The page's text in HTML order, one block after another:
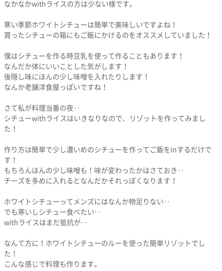
なかなかwithライスの方は少ない様です。
寒い季節ホワイトシチューは簡単で美味しいですよね！
買ったシチューの箱にもご飯にかけるのをオススメしていました！
僕はシチューを作る時豆乳を使って作ることもあります！
なんだか体にいいことした気がします！
後隠し味にほんの少し味噌を入れたりします！
なんか老舗洋食屋っぽいですね！
さて私が料理当番の夜‥
シチューwithライスはいきなりなので、リゾットを作ってみまし
た！
作り方は簡単で少し濃いめのシチューを作ってご飯をinするだけで
す！
もちろんほんの少し味噌も！味が変わったかはさておき‥
チーズを多めに入れるとなんだかそれっぽくなります！
ホワイトシチューってメンズにはなんか物足りない‥
でも寒いしシチュー食べたい‥
withライスはまだ抵抗が‥
なんて方に！ホワイトシチューのルーを使った簡単リゾットでし
た！
こんな感じで料理も作ります。